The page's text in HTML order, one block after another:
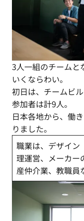
3人一組のチームと
いくならわい。
初日は、チームビ
参加者は計9人。
日本各地から、働
りました。
職業は、デザイン
理運営、メーカー
産仲介業、教職員